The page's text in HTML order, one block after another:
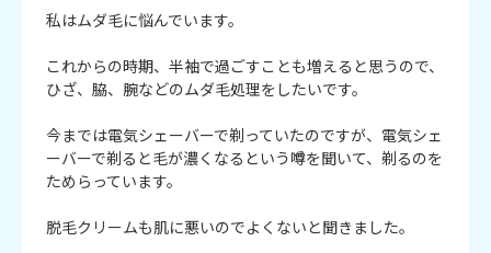
私はムダ毛に悩んでいます。
これからの時期、半袖で過ごすことも増えると思うので、
ひざ、脇、腕などのムダ毛処理をしたいです。
今までは電気シェーバーで剃っていたのですが、電気シェ
ーバーで剃ると毛が濃くなるという噂を聞いて、剃るのを
ためらっています。
脱毛クリームも肌に悪いのでよくないと聞きました。